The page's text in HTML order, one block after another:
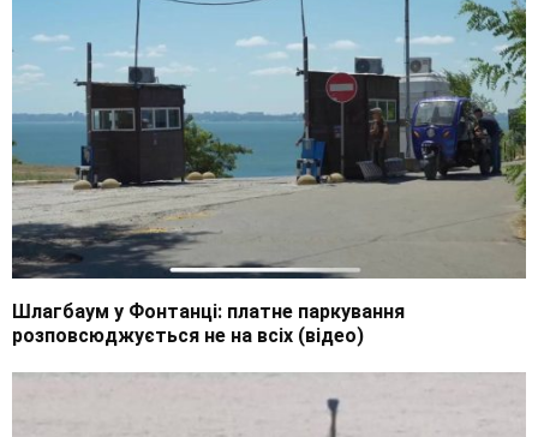
Шлагбаум у Фонтанці: платне паркування
розповсюджується не на всіх (відео)